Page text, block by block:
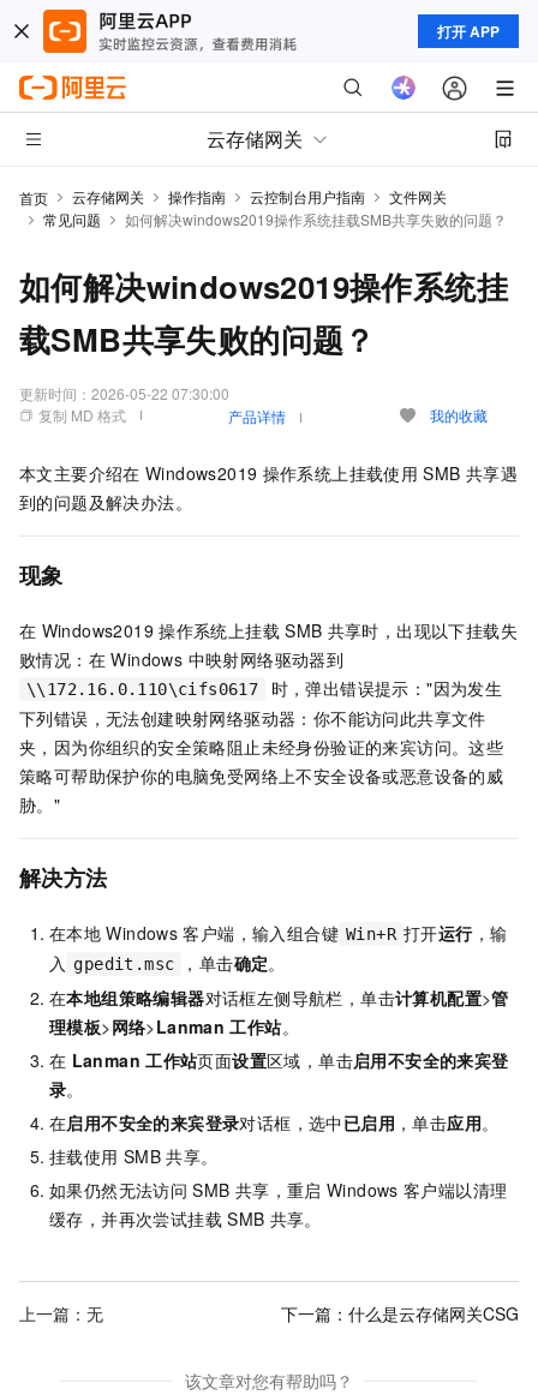
打开 APP
云存储网关
首页 云存储网关 操作指南 云控制台用户指南
文件网关
常见问题
如何解决windows2019操作系统挂载SMB共享失败的问题？
如何解决windows2019操作系统挂
载SMB共享失败的问题？
更新时间： 2026-05-22 07:30:00
复制 MD 格式
产品详情 我的收藏
本文主要介绍在 Windows2019 操作系统上挂载使用 SMB 共享遇
到的问题及解决办法。
现象
在 Windows2019 操作系统上挂载 SMB 共享时，出现以下挂载失
败情况：在 Windows 中映射网络驱动器到
\\172.16.0.110\cifs0617
时，弹出错误提示："因为发生
下列错误，无法创建映射网络驱动器：你不能访问此共享文件
夹，因为你组织的安全策略阻止未经身份验证的来宾访问。这些
策略可帮助保护你的电脑免受网络上不安全设备或恶意设备的威
胁。"
解决方法
在本地 Windows 客户端，输入组合键 Win+R 打开运行，输
入 gpedit.msc ，单击确定。
在本地组策略编辑器对话框左侧导航栏，单击计算机配置>管
理模板>网络>Lanman 工作站。
在 Lanman 工作站页面设置区域，单击启用不安全的来宾登
录。
在启用不安全的来宾登录对话框，选中已启用 ，单击应用。
挂载使用 SMB 共享。
如果仍然无法访问 SMB 共享，重启 Windows 客户端以清理
缓存，并再次尝试挂载 SMB 共享。
上一篇：无 下一篇： 什么是云存储网关CSG
该文章对您有帮助吗？